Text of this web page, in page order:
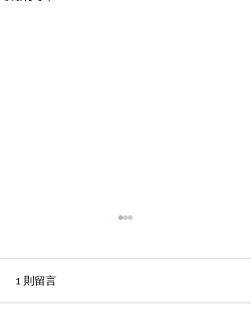
office裝修輕磚的主要功能
1、重量輕：絕對乾容重500-
1 則留言